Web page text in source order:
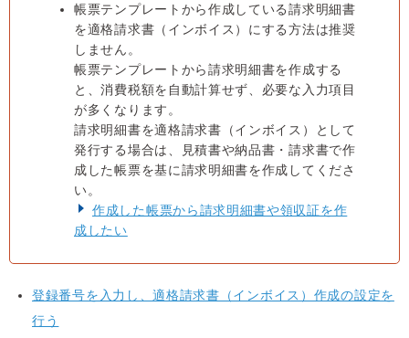
帳票テンプレートから作成している請求明細書
を適格請求書（インボイス）にする方法は推奨
しません。
帳票テンプレートから請求明細書を作成する
と、消費税額を自動計算せず、必要な入力項目
が多くなります。
請求明細書を適格請求書（インボイス）として
発行する場合は、見積書や納品書・請求書で作
成した帳票を基に請求明細書を作成してくださ
い。
作成した帳票から請求明細書や領収証を作
成したい
登録番号を入力し、適格請求書（インボイス）作成の設定を
行う